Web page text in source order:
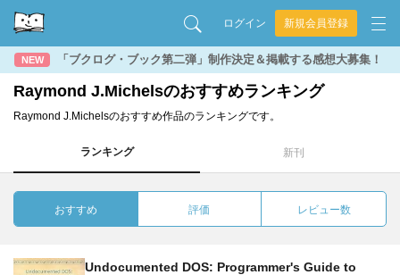
ログイン 新規会員登録
NEW 「ブクログ・ブック第二弾」制作決定＆掲載する感想大募集！
Raymond J.Michelsのおすすめランキング
Raymond J.Michelsのおすすめ作品のランキングです。
ランキング 新刊
おすすめ 評価 レビュー数
Undocumented DOS: Programmer's Guide to